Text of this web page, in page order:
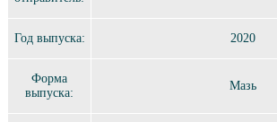
Год выпуска: 2020
Форма
выпуска:
Мазь